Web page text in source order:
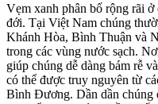
Vẹm xanh phân bố rộng rãi
đới. Tại Việt Nam chúng
Khánh Hòa, Bình Thuận và
trong các vùng nước sạch.
giúp chúng dễ dàng bám rễ
có thể được truy nguyên từ
Bình Đương. Dần dần chúng